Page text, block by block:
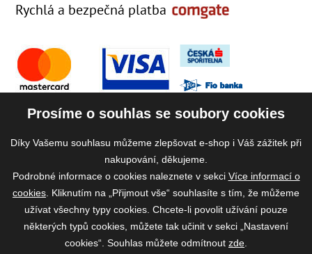
Rychlá a bezpečná platba
Prosíme o souhlas se soubory cookies
Díky Vašemu souhlasu můžeme zlepšovat e-shop i Váš zážitek při
nakupování, děkujeme.
Podrobné informace o cookies naleznete v sekci Více informací o
cookies . Kliknutím na „Přijmout vše“ souhlasíte s tím, že můžeme
užívat všechny typy cookies. Chcete-li povolit užívání pouze
některých typů cookies, můžete tak učinit v sekci „Nastavení
cookies“. Souhlas můžete odmítnout zde